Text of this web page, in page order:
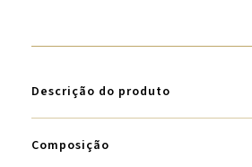
Descrição do produto
Composição